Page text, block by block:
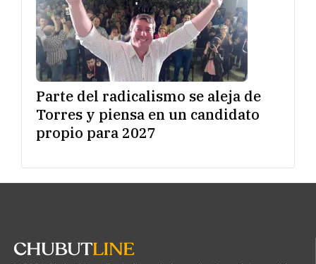
Parte del radicalismo se aleja de
Torres y piensa en un candidato
propio para 2027